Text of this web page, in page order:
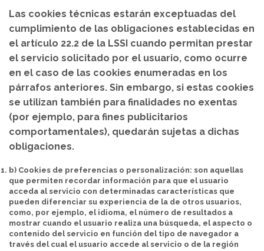
Las cookies técnicas estarán exceptuadas del
cumplimiento de las obligaciones establecidas en
el artículo 22.2 de la LSSI cuando permitan prestar
el servicio solicitado por el usuario, como ocurre
en el caso de las cookies enumeradas en los
párrafos anteriores. Sin embargo, si estas cookies
se utilizan también para finalidades no exentas
(por ejemplo, para fines publicitarios
comportamentales), quedarán sujetas a dichas
obligaciones.
b) Cookies de preferencias o personalización: son aquellas
que permiten recordar información para que el usuario
acceda al servicio con determinadas características que
pueden diferenciar su experiencia de la de otros usuarios,
como, por ejemplo, el idioma, el número de resultados a
mostrar cuando el usuario realiza una búsqueda, el aspecto o
contenido del servicio en función del tipo de navegador a
través del cual el usuario accede al servicio o de la región